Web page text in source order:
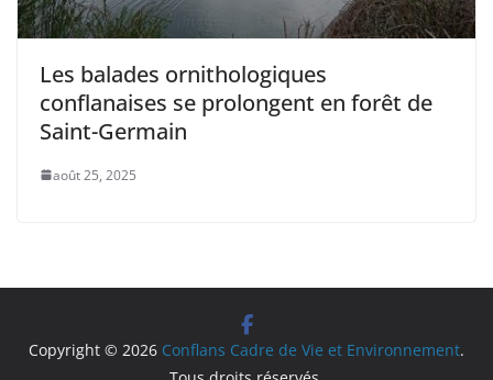
Les balades ornithologiques
conflanaises se prolongent en forêt de
Saint-Germain
août 25, 2025
Copyright © 2026 Conflans Cadre de Vie et Environnement.